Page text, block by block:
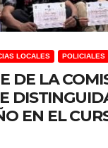
LOCALES POLICIALES
DE LA
EN EL
RESCATE